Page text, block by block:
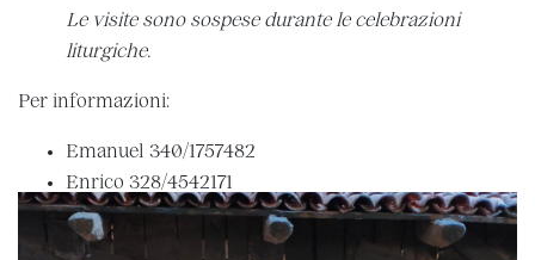
Le visite sono sospese durante le celebrazioni
liturgiche.
Per informazioni:
Emanuel 340/1757482
Enrico 328/4542171
Facebook:Presepi a Pasqua e a Natale